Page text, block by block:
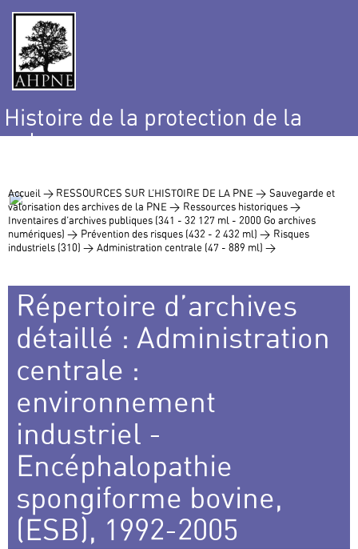
Histoire de la protection de la
nature
Accueil > RESSOURCES SUR L’HISTOIRE DE LA PNE > Sauvegarde et
valorisation des archives de la PNE > Ressources historiques >
Inventaires d’archives publiques (341 - 32 127 ml - 2000 Go archives
numériques) > Prévention des risques (432 - 2 432 ml) > Risques
industriels (310) > Administration centrale (47 - 889 ml) >
Répertoire d’archives
détaillé : Administration
centrale :
environnement
industriel -
Encéphalopathie
spongiforme bovine,
(ESB), 1992-2005